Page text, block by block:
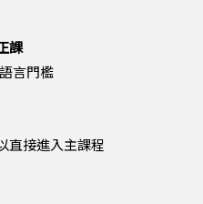
課
言門檻
直接進入主課程